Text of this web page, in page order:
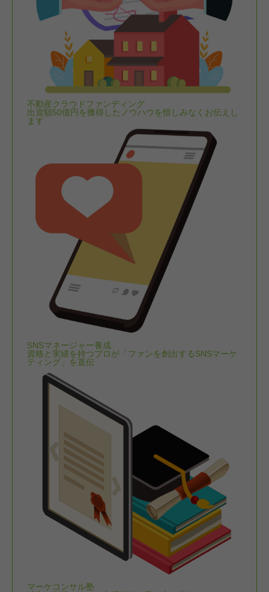
不動産クラウドファンディング
出資額50億円を獲得したノウハウを惜しみなくお伝えし
ます
SNSマネージャー養成
資格と実績を持つプロが「ファンを創出するSNSマーケ
ティング」を直伝
マーケコンサル塾